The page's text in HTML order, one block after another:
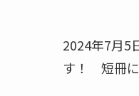
2024年7月5
す！ 短冊に